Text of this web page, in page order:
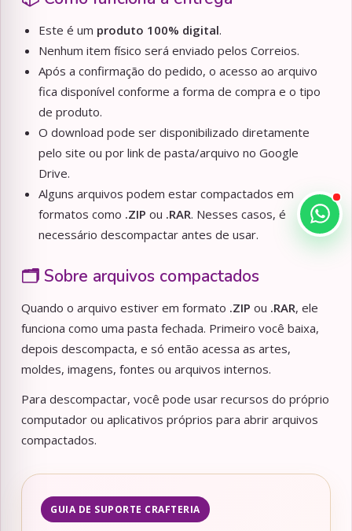
Este é um produto 100% digital.
Nenhum item físico será enviado pelos Correios.
Após a confirmação do pedido, o acesso ao arquivo
fica disponível conforme a forma de compra e o tipo
de produto.
O download pode ser disponibilizado diretamente
pelo site ou por link de pasta/arquivo no Google
Drive.
Alguns arquivos podem estar compactados em
formatos como .ZIP ou .RAR. Nesses casos, é
necessário descompactar antes de usar.
🗂️ Sobre arquivos compactados
Quando o arquivo estiver em formato .ZIP ou .RAR, ele
funciona como uma pasta fechada. Primeiro você baixa,
depois descompacta, e só então acessa as artes,
moldes, imagens, fontes ou arquivos internos.
Para descompactar, você pode usar recursos do próprio
computador ou aplicativos próprios para abrir arquivos
compactados.
GUIA DE SUPORTE CRAFTERIA